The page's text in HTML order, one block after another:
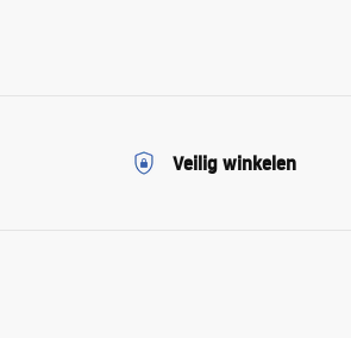
Veilig winkelen